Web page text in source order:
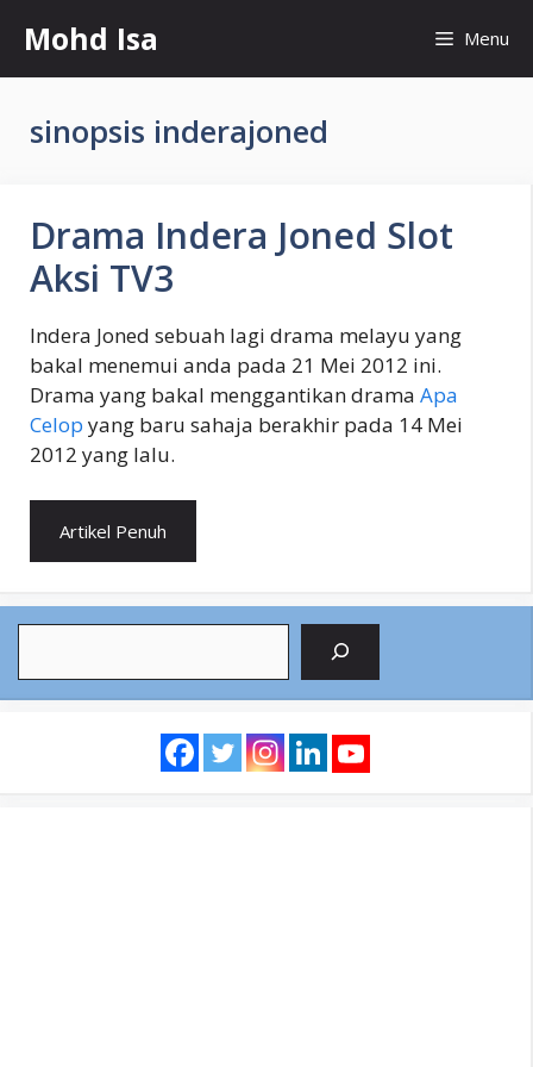
content
Mohd Isa Menu
sinopsis inderajoned
Drama Indera Joned Slot
Aksi TV3
Indera Joned sebuah lagi drama melayu yang
bakal menemui anda pada 21 Mei 2012 ini.
Drama yang bakal menggantikan drama Apa
Celop yang baru sahaja berakhir pada 14 Mei
2012 yang lalu.
Artikel Penuh